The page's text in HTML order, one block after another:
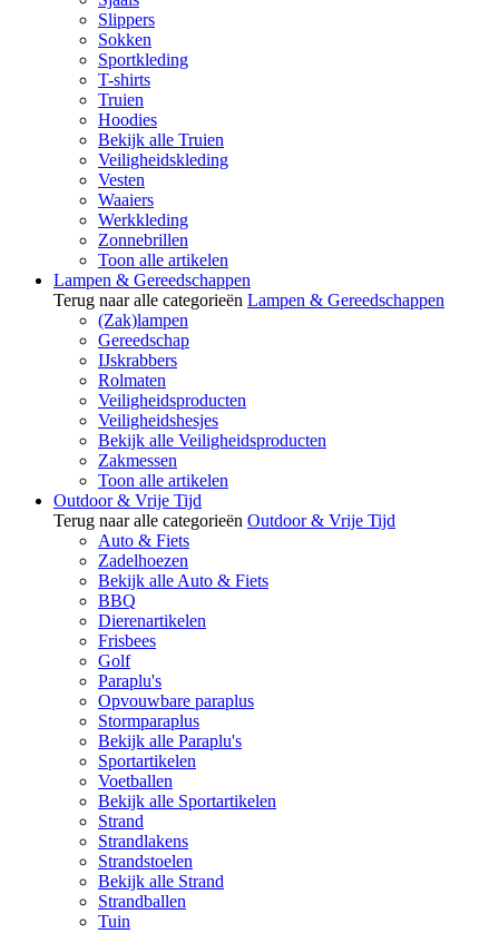
Slippers
Sokken
Sportkleding
T-shirts
Truien
Hoodies
Bekijk alle Truien
Veiligheidskleding
Vesten
Waaiers
Werkkleding
Zonnebrillen
Toon alle artikelen
Lampen & Gereedschappen
Terug naar alle categorieën Lampen & Gereedschappen
(Zak)lampen
Gereedschap
IJskrabbers
Rolmaten
Veiligheidsproducten
Veiligheidshesjes
Bekijk alle Veiligheidsproducten
Zakmessen
Toon alle artikelen
Outdoor & Vrije Tijd
Terug naar alle categorieën Outdoor & Vrije Tijd
Auto & Fiets
Zadelhoezen
Bekijk alle Auto & Fiets
BBQ
Dierenartikelen
Frisbees
Golf
Paraplu's
Opvouwbare paraplus
Stormparaplus
Bekijk alle Paraplu's
Sportartikelen
Voetballen
Bekijk alle Sportartikelen
Strand
Strandlakens
Strandstoelen
Bekijk alle Strand
Strandballen
Tuin